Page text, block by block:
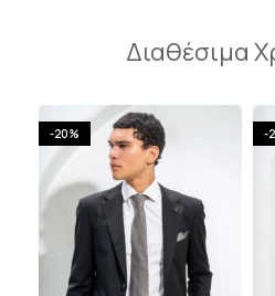
Διαθέσιμα
-20% -